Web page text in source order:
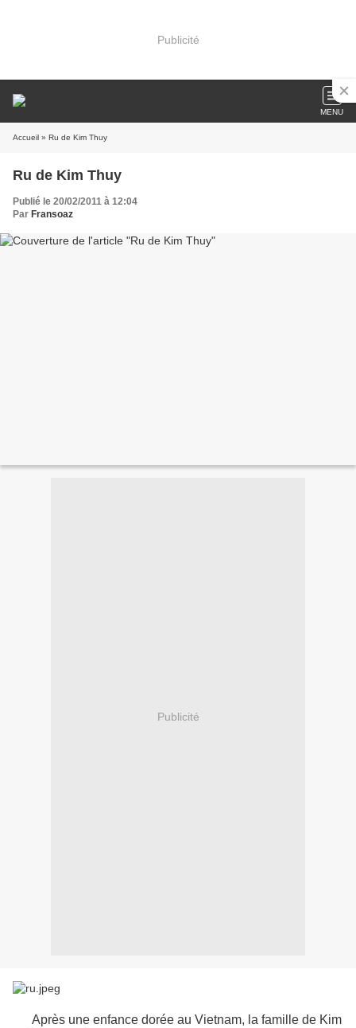
Publicité
MENU
Accueil » Ru de Kim Thuy
Ru de Kim Thuy
Publié le 20/02/2011 à 12:04
Par Fransoaz
Publicité
Après une enfance dorée au Vietnam, la famille de Kim